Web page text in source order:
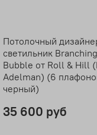
Потолочный
светильник Branching
Bubble от Roll & Hill
Adelman) (6
черный)
35 600 руб